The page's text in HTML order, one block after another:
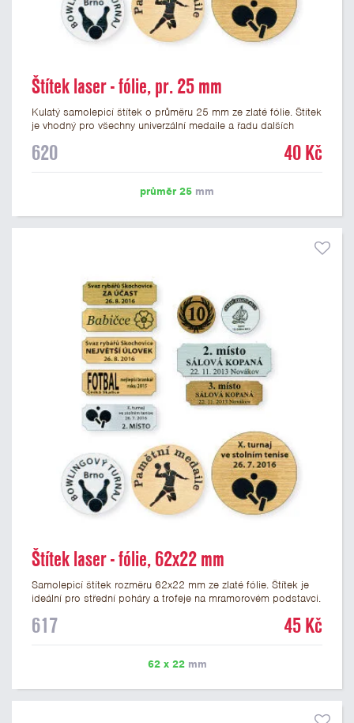
Štítek laser - fólie, pr. 25 mm
Kulatý samolepicí štítek o průměru 25 mm ze zlaté fólie. Štítek
je vhodný pro všechny univerzální medaile a řadu dalších
štítek je možné laserem vypálit logo nebo text dle vašeho
620 40 Kč
průměr 25 mm
Štítek laser - fólie, 62x22 mm
Samolepicí štítek rozměru 62x22 mm ze zlaté fólie. Štítek je
ideální pro střední poháry a trofeje na mramorovém podstavci.
textu doporučujeme maximálně 3 řádky, aby byla zachována
prvním kroku objednávky.
617 45 Kč
62 x 22mm